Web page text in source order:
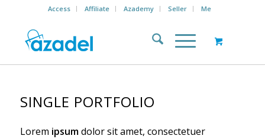
Access Affiliate Azademy Seller Me
SINGLE PORTFOLIO
Lorem ipsumdolor sit amet, consectetuer